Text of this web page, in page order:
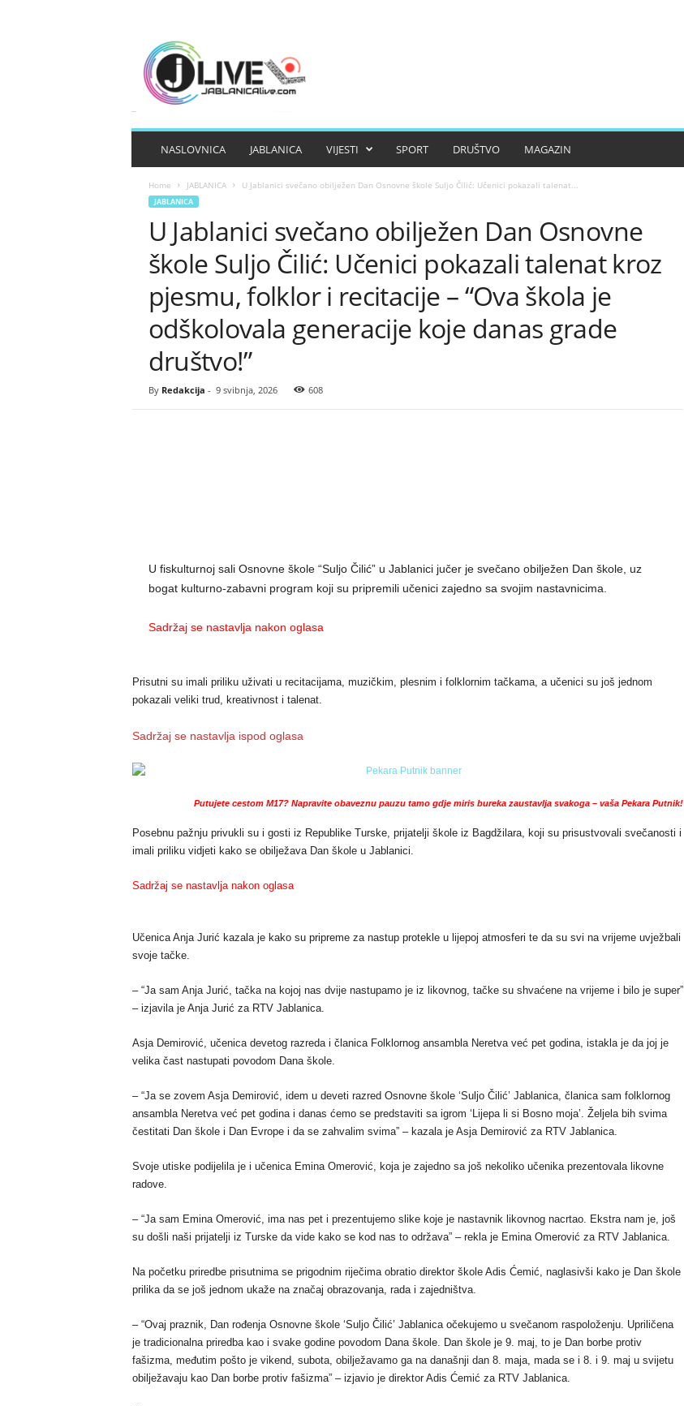
NASLOVNICA JABLANICA VIJESTI SPORT DRUŠTVO MAGAZIN
Home JABLANICA U Jablanici svečano obilježen Dan Osnovne škole Suljo Čilić: Učenici pokazali talenat...
JABLANICA
U Jablanici svečano obilježen Dan Osnovne
škole Suljo Čilić: Učenici pokazali talenat kroz
pjesmu, folklor i recitacije – “Ova škola je
odškolovala generacije koje danas grade
društvo!”
By Redakcija - 9 svibnja, 2026 608
U fiskulturnoj sali Osnovne škole “Suljo Čilić” u Jablanici jučer je svečano obilježen Dan škole, uz
bogat kulturno-zabavni program koji su pripremili učenici zajedno sa svojim nastavnicima.
Sadržaj se nastavlja nakon oglasa
Prisutni su imali priliku uživati u recitacijama, muzičkim, plesnim i folklornim tačkama, a učenici su još jednom
pokazali veliki trud, kreativnost i talenat.
Sadržaj se nastavlja ispod oglasa
Putujete cestom M17? Napravite obaveznu pauzu tamo gdje miris bureka zaustavlja svakoga – vaša Pekara Putnik!
Posebnu pažnju privukli su i gosti iz Republike Turske, prijatelji škole iz Bagdžilara, koji su prisustvovali svečanosti i
imali priliku vidjeti kako se obilježava Dan škole u Jablanici.
Sadržaj se nastavlja nakon oglasa
Učenica Anja Jurić kazala je kako su pripreme za nastup protekle u lijepoj atmosferi te da su svi na vrijeme uvježbali
svoje tačke.
– “Ja sam Anja Jurić, tačka na kojoj nas dvije nastupamo je iz likovnog, tačke su shvaćene na vrijeme i bilo je super”
– izjavila je Anja Jurić za RTV Jablanica.
Asja Demirović, učenica devetog razreda i članica Folklornog ansambla Neretva već pet godina, istakla je da joj je
velika čast nastupati povodom Dana škole.
– “Ja se zovem Asja Demirović, idem u deveti razred Osnovne škole ‘Suljo Čilić’ Jablanica, članica sam folklornog
ansambla Neretva već pet godina i danas ćemo se predstaviti sa igrom ‘Lijepa li si Bosno moja’. Željela bih svima
čestitati Dan škole i Dan Evrope i da se zahvalim svima” – kazala je Asja Demirović za RTV Jablanica.
Svoje utiske podijelila je i učenica Emina Omerović, koja je zajedno sa još nekoliko učenika prezentovala likovne
radove.
– “Ja sam Emina Omerović, ima nas pet i prezentujemo slike koje je nastavnik likovnog nacrtao. Ekstra nam je, još
su došli naši prijatelji iz Turske da vide kako se kod nas to održava” – rekla je Emina Omerović za RTV Jablanica.
Na početku priredbe prisutnima se prigodnim riječima obratio direktor škole Adis Ćemić, naglasivši kako je Dan škole
prilika da se još jednom ukaže na značaj obrazovanja, rada i zajedništva.
– “Ovaj praznik, Dan rođenja Osnovne škole ‘Suljo Čilić’ Jablanica očekujemo u svečanom raspoloženju. Upriličena
je tradicionalna priredba kao i svake godine povodom Dana škole. Dan škole je 9. maj, to je Dan borbe protiv
fašizma, međutim pošto je vikend, subota, obilježavamo ga na današnji dan 8. maja, mada se i 8. i 9. maj u svijetu
obilježavaju kao Dan borbe protiv fašizma” – izjavio je direktor Adis Ćemić za RTV Jablanica.